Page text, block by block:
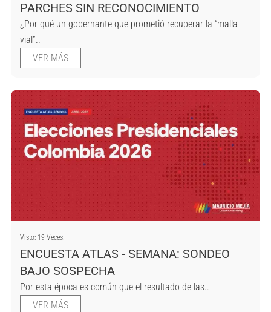
PARCHES SIN RECONOCIMIENTO
¿Por qué un gobernante que prometió recuperar la “malla
vial”..
VER MÁS
Visto: 19 Veces.
ENCUESTA ATLAS - SEMANA: SONDEO
BAJO SOSPECHA
Por esta época es común que el resultado de las..
VER MÁS